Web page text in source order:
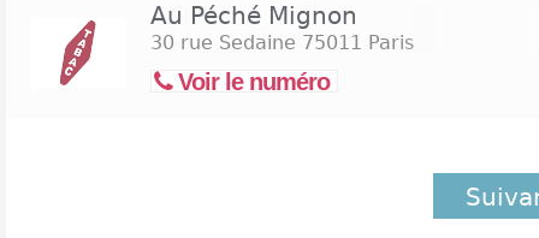
Au Péché Mignon
30 rue Sedaine 75011 Paris
Voir le numéro